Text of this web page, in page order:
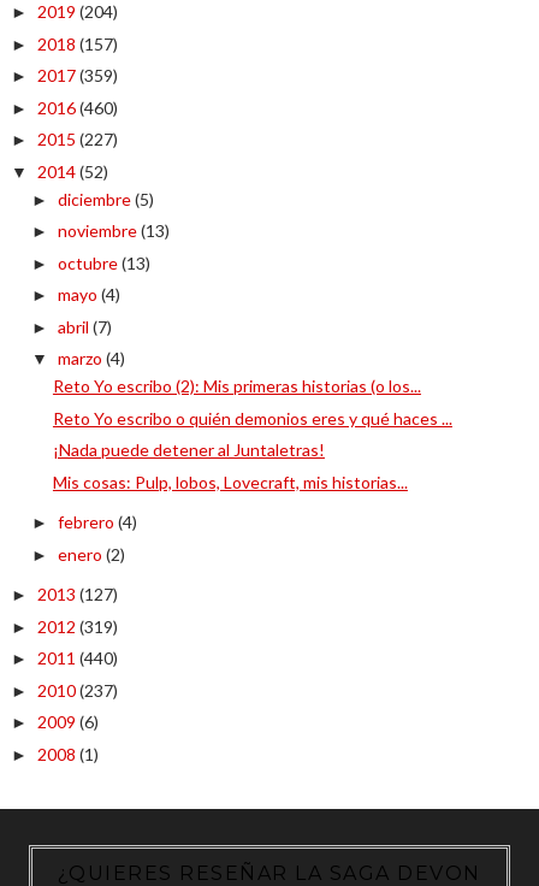
► 2019 (204)
► 2018 (157)
► 2017(359)
► 2016(460)
► 2015 (227)
▼ 2014(52)
► diciembre(5)
► noviembre(13)
► octubre(13)
► mayo (4)
► abril (7)
▼ marzo (4)
Reto Yo escribo (2): Mis primeras historias (o los...
Reto Yo escribo o quién demonios eres y qué haces ...
¡Nada puede detener al Juntaletras!
Mis cosas: Pulp, lobos, Lovecraft, mis historias...
► febrero (4)
► enero (2)
► 2013 (127)
► 2012 (319)
► 2011 (440)
► 2010(237)
► 2009 (6)
► 2008 (1)
¿QUIERES RESEÑAR LA SAGA DEVON